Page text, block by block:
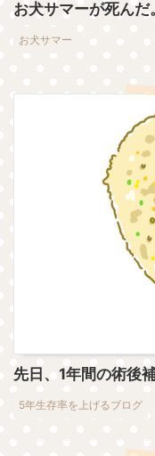
お犬サマーが死んだ。
お犬サマー
先日、1年間の術後
5年生存率を上げるブログ